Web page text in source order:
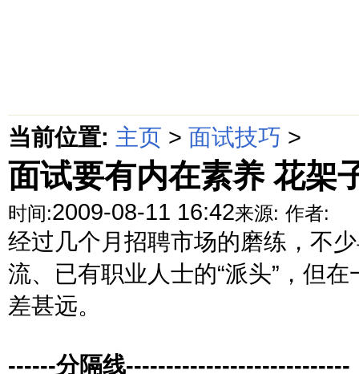
当前位置: 主页 > 面试技巧 >
面试要有内在素养 花架
时间:2009-08-11 16:42来源: 作者:
经过几个月招聘市场的磨练，不
流、已有职业人士的“派头”，但
差甚远。
------分隔线----------------------------